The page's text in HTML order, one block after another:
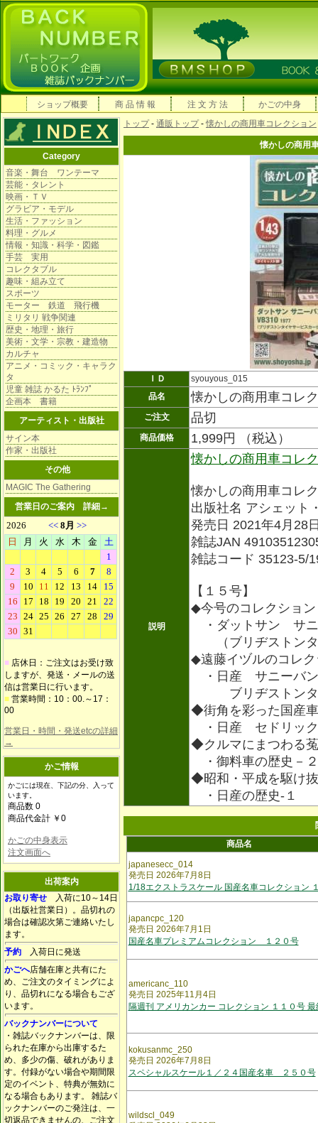
ショップ概要 商 品 情 報 注 文 方 法 かごの中身
Category
音楽・舞台 ワンテーマ
芸能・タレント
映画・ＴＶ
グラビア・モデル
生活・ファッション
料理・グルメ
情報・知識・科学・図鑑
手芸 実用
コレクタブル
趣味・組み立て
スポーツ
モーター 鉄道 飛行機
ミリタリ 戦争関連
歴史・地理・旅行
美術・文学・宗教・建造物
カルチャ
アニメ・コミック・キャラク
タ
児童 雑誌 かるた ﾄﾗﾝﾌﾟ
企画本 書籍
アーティスト・出版社
サイン本
作家・出版社
その他
MAGIC The Gathering
営業日のご案内 詳細→
■ 店休日：ご注文はお受け致
しますが、発送・メールの送
信は営業日に行います。
■ 営業時間：10：00.～17：
00
営業日・時間・発送etcの詳細
→
かご情報
かごには現在、下記の分、入って
います。
商品数 0
商品代金計 ￥0
かごの中身表示
注文画面へ
出荷案内
お取り寄せ 入荷に10～14日
（出版社営業日）。品切れの
場合は確認次第ご連絡いたし
ます。
予約 入荷日に発送
かごへ店舗在庫と共有にた
め、ご注文のタイミングによ
り、品切れになる場合もござ
います。
バックナンバーについて
・雑誌バックナンバーは、限
られた在庫から出庫するた
め、多少の傷、破れがありま
す。付録がない場合や期間限
定のイベント、特典が無効に
なる場合もあります。 雑誌バ
ックナンバーのご発注は、一
切返品できませんの、ご注文
トップ- 通販トップ- 懐かしの商用車コレクション
懐かしの商用
ＩＤ
syouyous_015
品名
懐かしの商用車コレ
ご注文 品切
商品価格 1,999円 （税込）
説明
懐かしの商用車コレ
懐かしの商用車コレ
出版社名 アシェット
発売日 2021年4月28
雑誌JAN
雑誌コード 35123-5/
【１５号】
◆今号のコレクション
・ダットサン サ
（ブリヂストンタ
◆遠藤イヅルのコレ
・日産 サニーバ
ブリヂストンタ
◆街角を彩った国産
・日産 セドリック
◆クルマにまつわる
・御料車の歴史－２
◆昭和・平成を駆け
・日産の歴史‐１
商品名
japanesecc_014
発売日 2026年7月8日
1/18エクストラスケール 国産名車コレクション
japancpc_120
発売日 2026年7月1日
国産名車プレミアムコレクション １２０号
americanc_110
発売日 2025年11月4日
隔週刊 アメリカンカー コレクション １１０号 最
kokusanmc_250
発売日 2026年7月8日
スペシャルスケール１／２４国産名車 ２５０号
wildscl_049